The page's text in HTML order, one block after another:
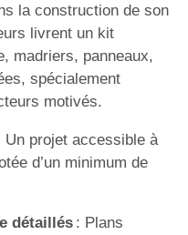
la construction de son
livrent un kit
madriers, panneaux,
spécialement
motivés.
projet accessible à
d’un minimum de
détaillés: Plans